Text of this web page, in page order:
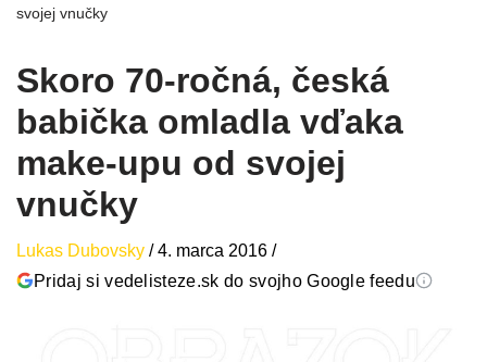
svojej vnučky
Skoro 70-ročná, česká
babička omladla vďaka
make-upu od svojej
vnučky
Lukas Dubovsky /4. marca 2016 /
Pridaj si vedelisteze.sk do svojho Google feedu